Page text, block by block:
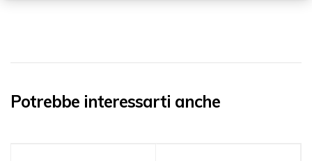
Potrebbe interessarti anche